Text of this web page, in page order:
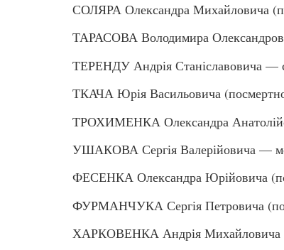
СОЛЯРА Олександра Михайловича
ТАРАСОВА Володимира
ТЕРЕНДУ Андрія Станіславовича —
ТКАЧА Юрія Васильовича
ТРОХИМЕНКА Олександра
УШАКОВА Сергія Валерійовича —
ФЕСЕНКА Олександра Юрійовича
ФУРМАНЧУКА Сергія Петровича
ХАРКОВЕНКА Андрія Михайловича